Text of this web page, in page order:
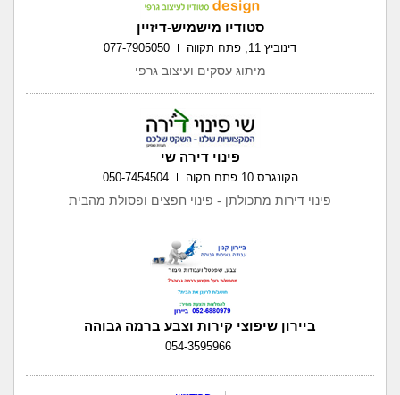
סטודיו מישמיש-דיזיין
דינוביץ 11, פתח תקווה 077-7905050
מיתוג עסקים ועיצוב גרפי
פינוי דירה שי
הקונגרס 10 פתח תקוה 050-7454504
פינוי דירות מתכולתן - פינוי חפצים ופסולת מהבית
ביירון שיפוצי קירות וצבע ברמה גבוהה
054-3595966